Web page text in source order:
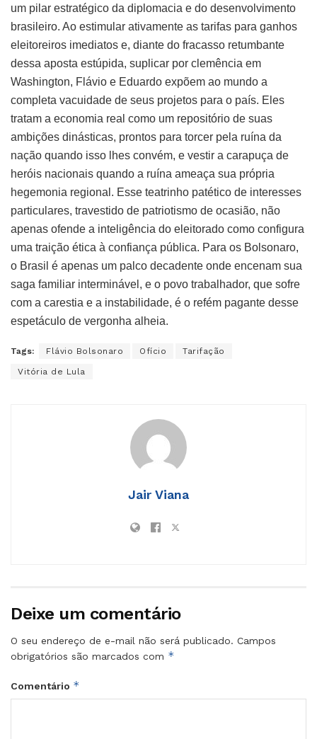
um pilar estratégico da diplomacia e do desenvolvimento
brasileiro. Ao estimular ativamente as tarifas para ganhos
eleitoreiros imediatos e, diante do fracasso retumbante
dessa aposta estúpida, suplicar por clemência em
Washington, Flávio e Eduardo expõem ao mundo a
completa vacuidade de seus projetos para o país. Eles
tratam a economia real como um repositório de suas
ambições dinásticas, prontos para torcer pela ruína da
nação quando isso lhes convém, e vestir a carapuça de
heróis nacionais quando a ruína ameaça sua própria
hegemonia regional. Esse teatrinho patético de interesses
particulares, travestido de patriotismo de ocasião, não
apenas ofende a inteligência do eleitorado como configura
uma traição ética à confiança pública. Para os Bolsonaro,
o Brasil é apenas um palco decadente onde encenam sua
saga familiar interminável, e o povo trabalhador, que sofre
com a carestia e a instabilidade, é o refém pagante desse
espetáculo de vergonha alheia.
Tags: Flávio Bolsonaro Ofício Tarifação
Vitória de Lula
Jair Viana
Deixe um comentário
O seu endereço de e-mail não será publicado. Campos
obrigatórios são marcados com *
Comentário *